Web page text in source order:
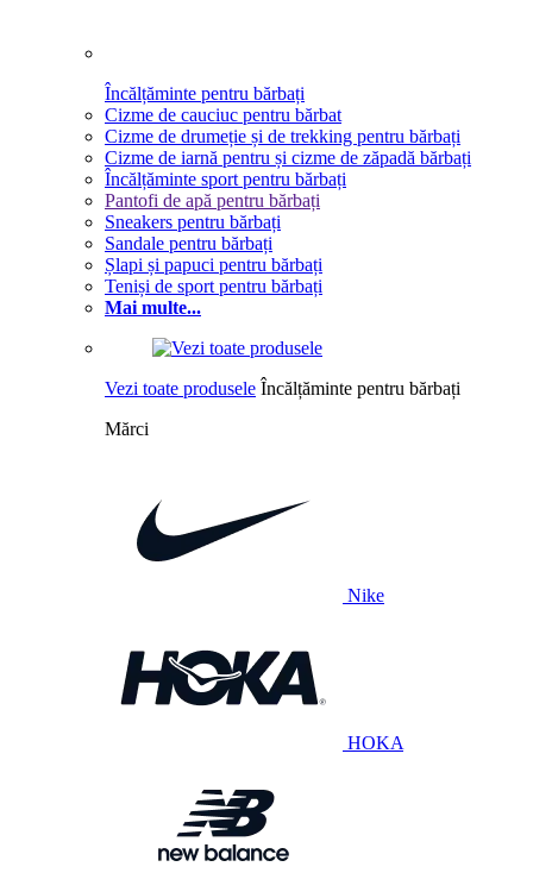
Încălțăminte pentru bărbați
Cizme de cauciuc pentru bărbat
Cizme de drumeție și de trekking pentru bărbați
Cizme de iarnă pentru și cizme de zăpadă bărbați
Încălțăminte sport pentru bărbați
Pantofi de apă pentru bărbați
Sneakers pentru bărbați
Sandale pentru bărbați
Șlapi și papuci pentru bărbați
Teniși de sport pentru bărbați
Mai multe...
Vezi toate produsele Încălțăminte pentru bărbați
Mărci
Nike
HOKA